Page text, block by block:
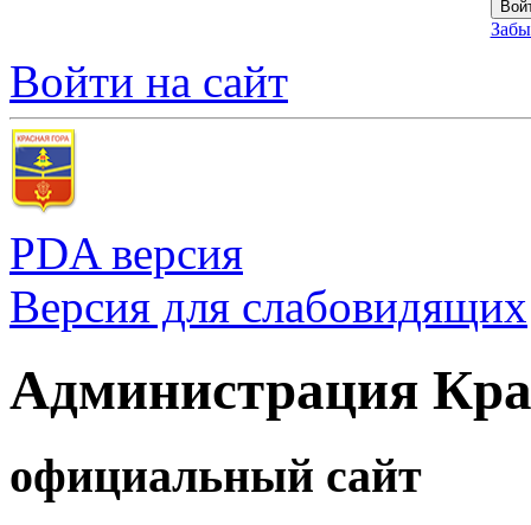
Войти на сайт
PDA версия
Версия для слабовидящих
Администрация
официальный сайт